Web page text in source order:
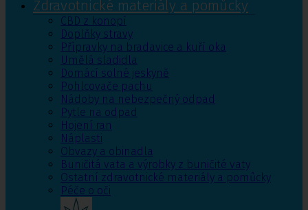
Zdravotnické materiály a pomůcky
CBD z konopí
Doplňky stravy
Přípravky na bradavice a kuří oka
Umělá sladidla
Domácí solné jeskyně
Pohlcovače pachu
Nádoby na nebezpečný odpad
Pytle na odpad
Hojení ran
Náplasti
Obvazy a obinadla
Buničitá vata a výrobky z buničité vaty
Ostatní zdravotnické materiály a pomůcky
Péče o oči